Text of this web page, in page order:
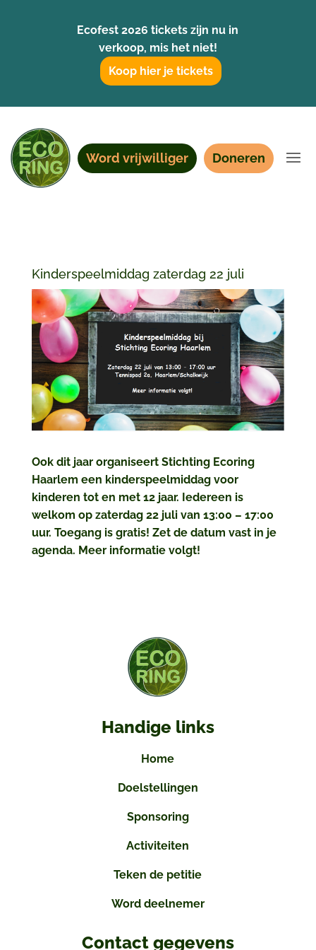
Ecofest 2026 tickets zijn nu in
verkoop, mis het niet!
Koop hier je tickets
Word vrijwilliger Doneren
Kinderspeelmiddag zaterdag 22 juli
Ook dit jaar organiseert Stichting Ecoring
Haarlem een kinderspeelmiddag voor
kinderen tot en met 12 jaar. Iedereen is
welkom op zaterdag 22 juli van 13:00 – 17:00
uur. Toegang is gratis! Zet de datum vast in je
agenda. Meer informatie volgt!
Handige links
Home
Doelstellingen
Sponsoring
Activiteiten
Teken de petitie
Word deelnemer
Contact gegevens